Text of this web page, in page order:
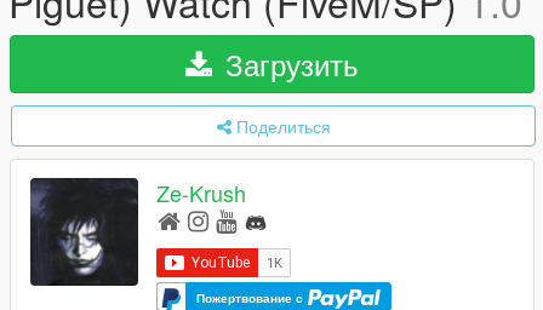
Загрузить
Поделиться
Ze-Krush
Пожертвование с